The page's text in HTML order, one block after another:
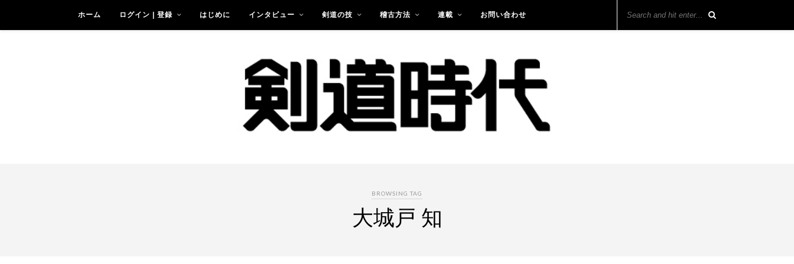
ホーム ログイン | 登録 はじめに インタビュー 剣道の技 稽古方法 連載 お問い合わせ
BROWSING TAG
大城戸 知